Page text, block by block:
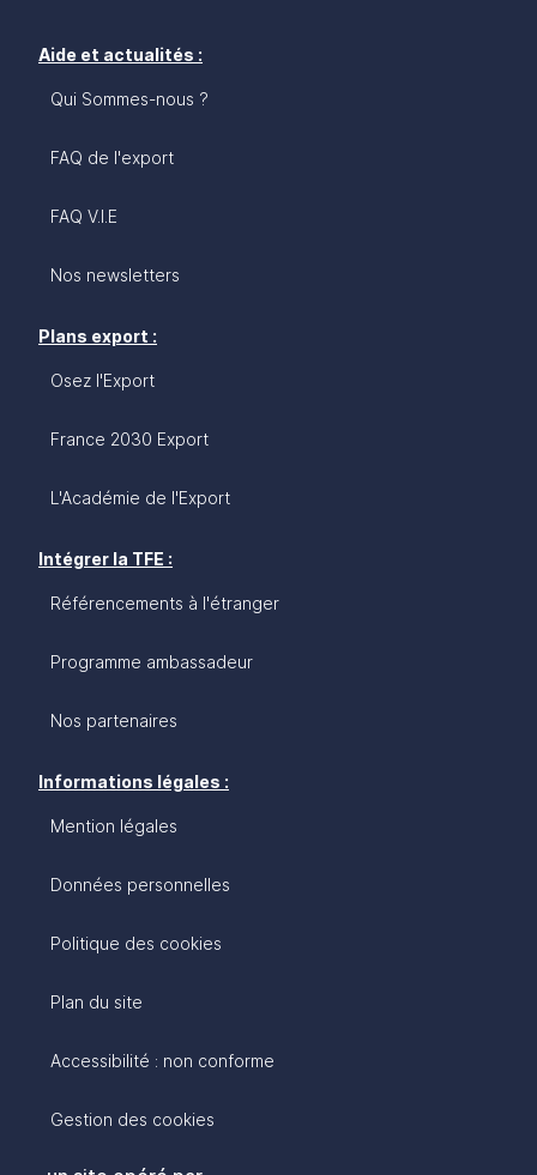
Aide et actualités :
Qui Sommes-nous ?
FAQ de l'export
FAQ V.I.E
Nos newsletters
Plans export :
Osez l'Export
France 2030 Export
L'Académie de l'Export
Intégrer la TFE :
Référencements à l'étranger
Programme ambassadeur
Nos partenaires
Informations légales :
Mention légales
Données personnelles
Politique des cookies
Plan du site
Accessibilité : non conforme
Gestion des cookies